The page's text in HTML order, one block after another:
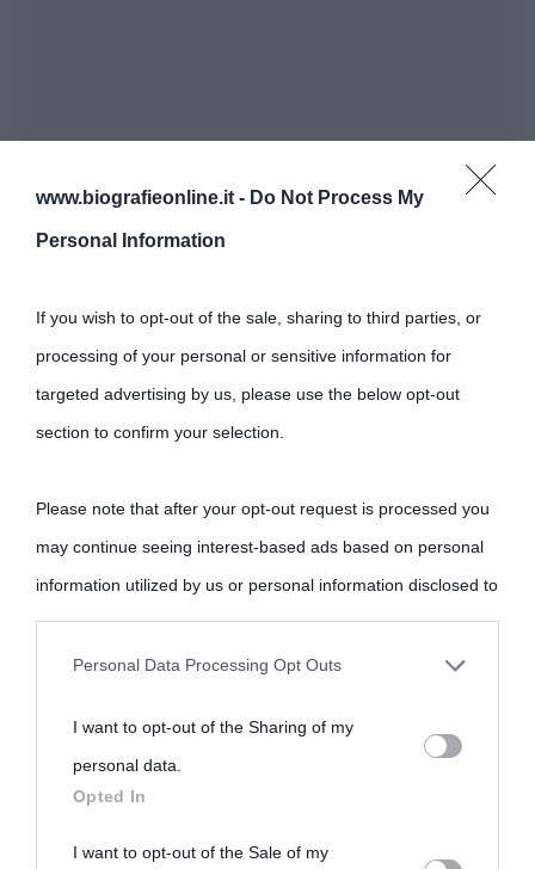
www.biografieonline.it - Do Not Process My
Personal Information
If you wish to opt-out of the sale, sharing to third parties, or
processing of your personal or sensitive information for
targeted advertising by us, please use the below opt-out
section to confirm your selection.
Please note that after your opt-out request is processed you
may continue seeing interest-based ads based on personal
information utilized by us or personal information disclosed to
third parties prior to your opt-out.
personal information by third parties on the IAB’s list of
downstream participants.
This information may also be disclosed by us to third parties
Personal Data Processing Opt Outs
I want to opt-out of the Sharing of my
personal data.
Opted In
I want to opt-out of the Sale of my